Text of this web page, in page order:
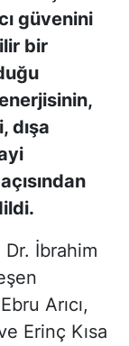
güvenini
bir
dışa
Dr. İbrahim
Arıcı,
Erinç Kısa